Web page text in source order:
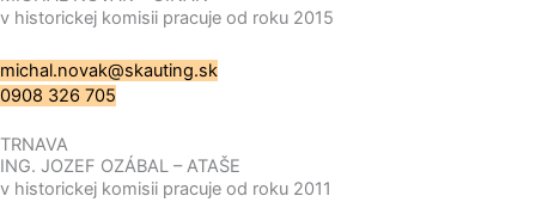
v historickej komisii pracuje od roku 2015
michal.novak@skauting.sk
0908 326 705
TRNAVA
ING. JOZEF OZÁBAL – ATAŠE
v historickej komisii pracuje od roku 2011